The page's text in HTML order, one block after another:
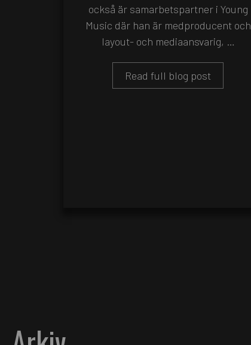
också är samarbetspartner i Young
Music där han är medproducent och
layout- och mediaansvarig, …
Read full blog post